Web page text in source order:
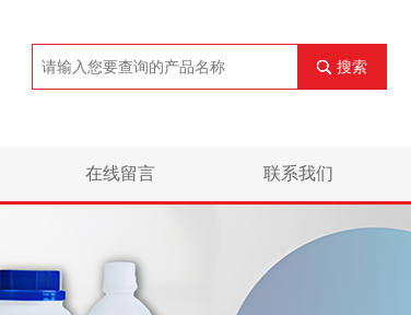
搜索
在线留言 联系我们